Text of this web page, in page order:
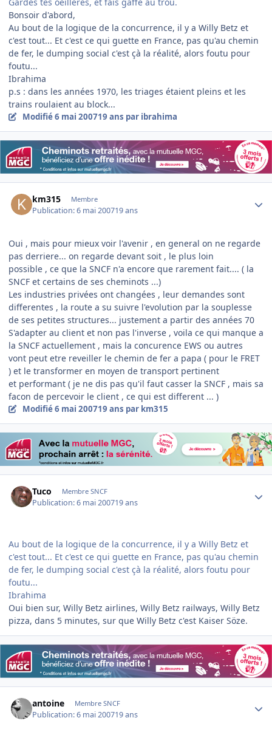
Bonsoir d'abord,
Au bout de la logique de la concurrence, il y a Willy Betz et
c'est tout... Et c'est ce qui guette en France, pas qu'au chemin
de fer, le dumping social c'est çà la réalité, alors foutu pour
foutu...
Ibrahima
p.s : dans les années 1970, les triages étaient pleins et les
trains roulaient au block...
Modifié6 mai 200719 ans par ibrahima
km315 Membre
Publication:6 mai 200719 ans
Oui , mais pour mieux voir l'avenir , en general on ne regarde
pas derriere... on regarde devant soit , le plus loin
possible , ce que la SNCF n'a encore que rarement fait.... ( la
SNCF et certains de ses cheminots ...)
Les industries privées ont changées , leur demandes sont
differentes , la route a su suivre l'evolution par la souplesse
de ses petites structures... justement a partir des années 70
S'adapter au client et non pas l'inverse , voila ce qui manque a
la SNCF actuellement , mais la concurence EWS ou autres
vont peut etre reveiller le chemin de fer a papa ( pour le FRET
) et le transformer en moyen de transport pertinent
et performant ( je ne dis pas qu'il faut casser la SNCF , mais sa
facon de percevoir le client , ce qui est different ... )
Modifié6 mai 200719 ans par km315
Tuco Membre SNCF
Publication:6 mai 200719 ans
Au bout de la logique de la concurrence, il y a Willy Betz et
c'est tout... Et c'est ce qui guette en France, pas qu'au chemin
de fer, le dumping social c'est çà la réalité, alors foutu pour
foutu...
Ibrahima
Oui bien sur, Willy Betz airlines, Willy Betz railways, Willy Betz
pizza, dans 5 minutes, sur que Willy Betz c'est Kaiser Söze.
antoine Membre SNCF
Publication:6 mai 200719 ans